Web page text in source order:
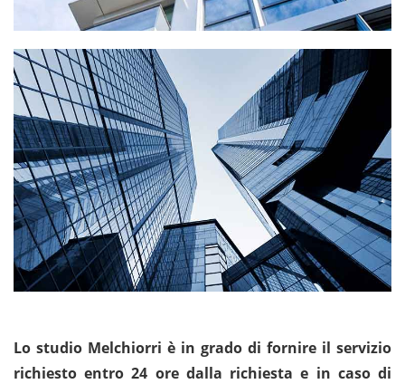
Lo studio Melchiorri è in grado di fornire il servizio
richiesto entro 24 ore dalla richiesta e in caso di